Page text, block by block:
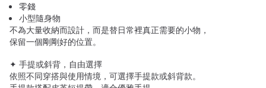
零錢
小型隨身物
不為大量收納而設計，而是替日常裡真正需要的小物，
保留一個剛剛好的位置。
✦ 手提或斜背，自由選擇
依照不同穿搭與使用情境，可選擇手提款或斜背款。